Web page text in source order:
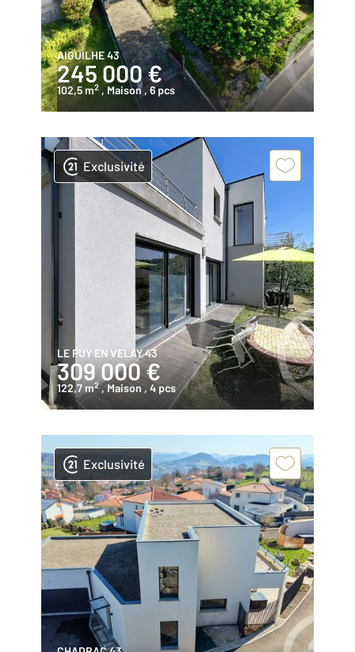
AIGUILHE 43
245 000 €
102,5 m2 , Maison, 6 pcs
Exclusivité
LE PUY EN VELAY 43
309 000 €
122,7 m2 , Maison , 4 pcs
Exclusivité